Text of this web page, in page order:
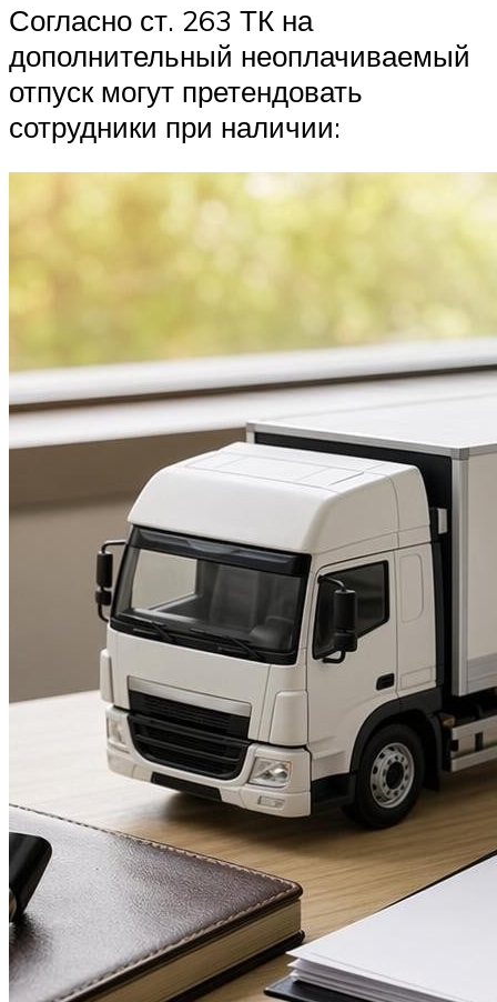
Согласно ст. 263 ТК на
дополнительный неоплачиваемый
отпуск могут претендовать
сотрудники при наличии: